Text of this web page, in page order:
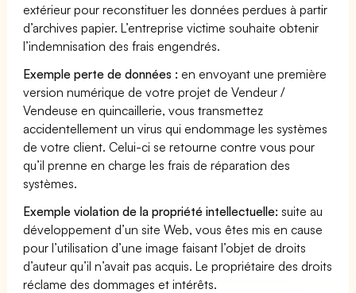
extérieur pour reconstituer les données perdues à partir
d’archives papier. L’entreprise victime souhaite obtenir
l’indemnisation des frais engendrés.
Exemple perte de données : en envoyant une première
version numérique de votre projet de Vendeur /
Vendeuse en quincaillerie, vous transmettez
accidentellement un virus qui endommage les systèmes
de votre client. Celui-ci se retourne contre vous pour
qu’il prenne en charge les frais de réparation des
systèmes.
Exemple violation de la propriété intellectuelle: suite au
développement d’un site Web, vous êtes mis en cause
pour l’utilisation d’une image faisant l’objet de droits
d’auteur qu’il n’avait pas acquis. Le propriétaire des droits
réclame des dommages et intérêts.